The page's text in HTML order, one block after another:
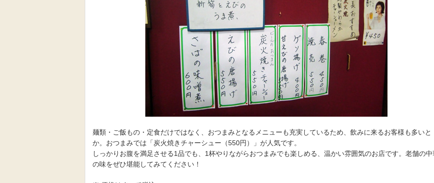
麺類・ご飯もの・定食だけではなく、おつまみとなるメニューも充実しているため、飲みに来るお客様も多いと
か。おつまみでは「炭火焼きチャーシュー（550円）」が人気です。
しっかりお腹を満足させる1品でも、1杯やりながらおつまみでも楽しめる、温かい雰囲気のお店です。老舗の中
の味をぜひ堪能してみてください！